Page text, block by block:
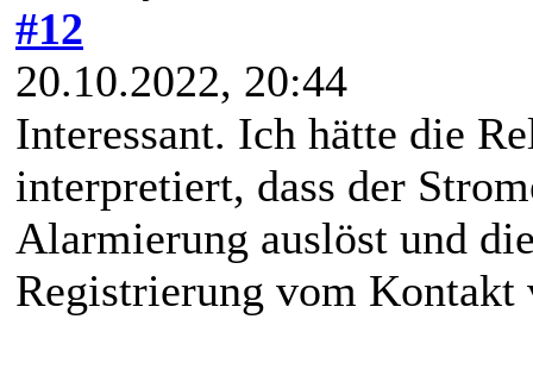
#12
20.10.2022, 20:44
Interessant. Ich hätte die
interpretiert, dass der
Alarmierung auslöst und
Registrierung vom